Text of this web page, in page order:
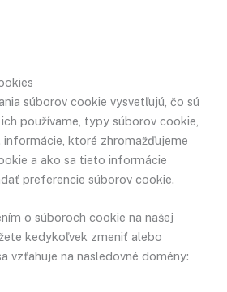
súborov cookie vysvetľujú, čo sú
používame, typy súborov cookie,
informácie, ktoré zhromažďujeme
a ako sa tieto informácie
preferencie súborov cookie.
o súboroch cookie na našej
kedykoľvek zmeniť alebo
vzťahuje na nasledovné domény: